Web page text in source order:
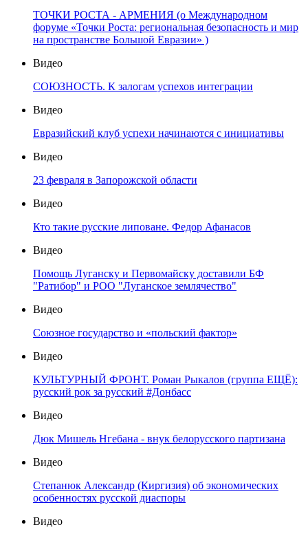
ТОЧКИ РОСТА - АРМЕНИЯ (о Международном
форуме «Точки Роста: региональная безопасность и мир
на пространстве Большой Евразии» )
Видео
СОЮЗНОСТЬ. К залогам успехов интеграции
Видео
Евразийский клуб успехи начинаются с инициативы
Видео
23 февраля в Запорожской области
Видео
Кто такие русские липоване. Федор Афанасов
Видео
Помощь Луганску и Первомайску доставили БФ
"Ратибор" и РОО "Луганское землячество"
Видео
Союзное государство и «польский фактор»
Видео
КУЛЬТУРНЫЙ ФРОНТ. Роман Рыкалов (группа ЕЩЁ):
русский рок за русский #Донбасс
Видео
Дюк Мишель Нгебана - внук белорусского партизана
Видео
Степанюк Александр (Киргизия) об экономических
особенностях русской диаспоры
Видео